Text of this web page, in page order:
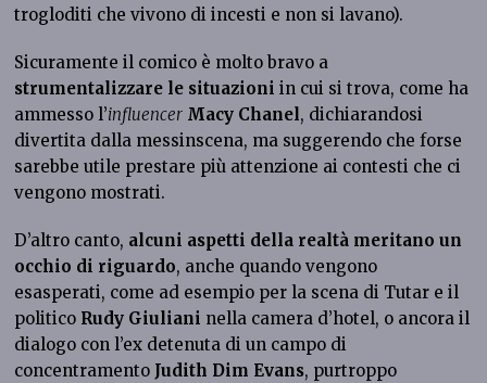
trogloditi che vivono di incesti e non si lavano).
Sicuramente il comico è molto bravo a
strumentalizzare le situazioni in cui si trova, come ha
ammesso l’influencer Macy Chanel, dichiarandosi
divertita dalla messinscena, ma suggerendo che forse
sarebbe utile prestare più attenzione ai contesti che ci
vengono mostrati.
D’altro canto, alcuni aspetti della realtà meritano un
occhio di riguardo, anche quando vengono
esasperati, come ad esempio per la scena di Tutar e il
politico Rudy Giuliani nella camera d’hotel, o ancora il
dialogo con l’ex detenuta di un campo di
concentramento Judith Dim Evans, purtroppo